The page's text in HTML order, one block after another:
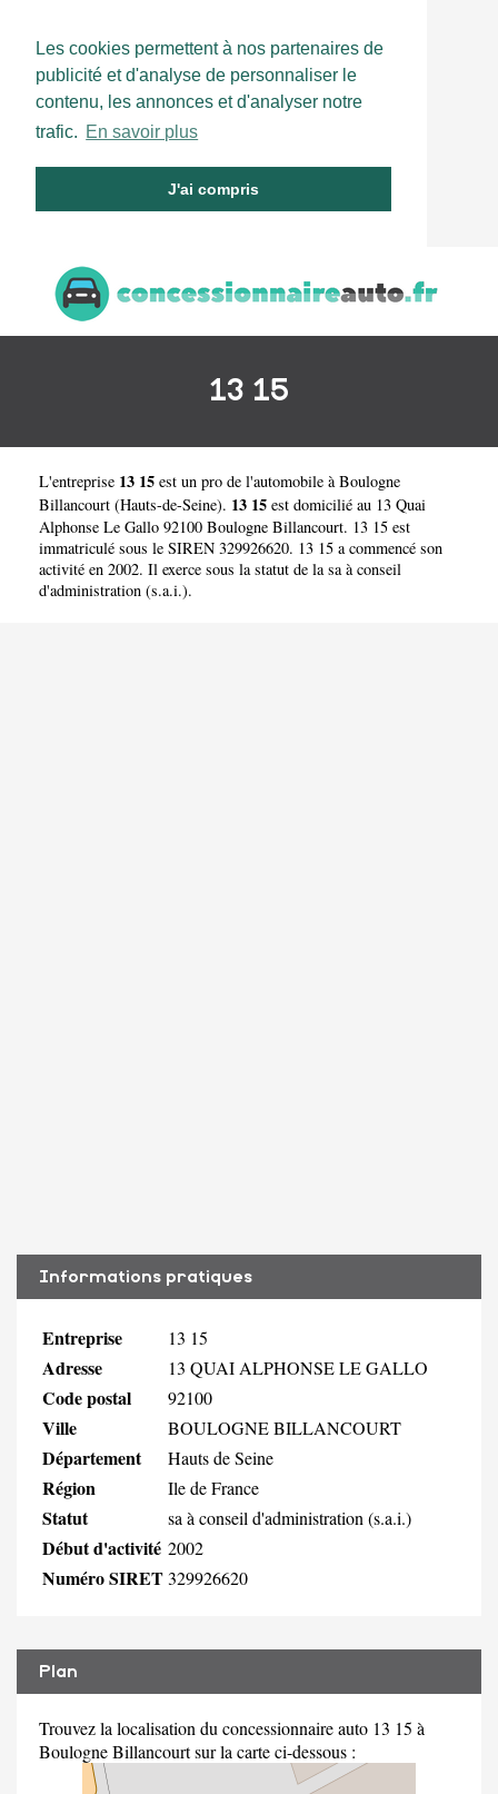
Les cookies permettent à nos partenaires de
publicité et d'analyse de personnaliser le
contenu, les annonces et d'analyser notre
trafic. En savoir plus
J'ai compris
13 15
L'entreprise 13 15 est un pro de l'automobile à Boulogne
Billancourt (Hauts-de-Seine). 13 15 est domicilié au 13 Quai
Alphonse Le Gallo 92100 Boulogne Billancourt. 13 15 est
immatriculé sous le SIREN 329926620. 13 15 a commencé son
activité en 2002. Il exerce sous la statut de la sa à conseil
d'administration (s.a.i.).
Informations pratiques
Entreprise 13 15
Adresse 13 QUAI ALPHONSE LE GALLO
Code postal 92100
Ville BOULOGNE BILLANCOURT
Département Hauts de Seine
Région Ile de France
Statut sa à conseil d'administration (s.a.i.)
Début d'activité 2002
Numéro SIRET329926620
Plan
Trouvez la localisation du concessionnaire auto 13 15 à
Boulogne Billancourt sur la carte ci-dessous :